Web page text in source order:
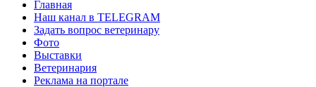
Главная
Наш канал в TELEGRAM
Задать вопрос ветеринару
Фото
Выставки
Ветеринария
Реклама на портале